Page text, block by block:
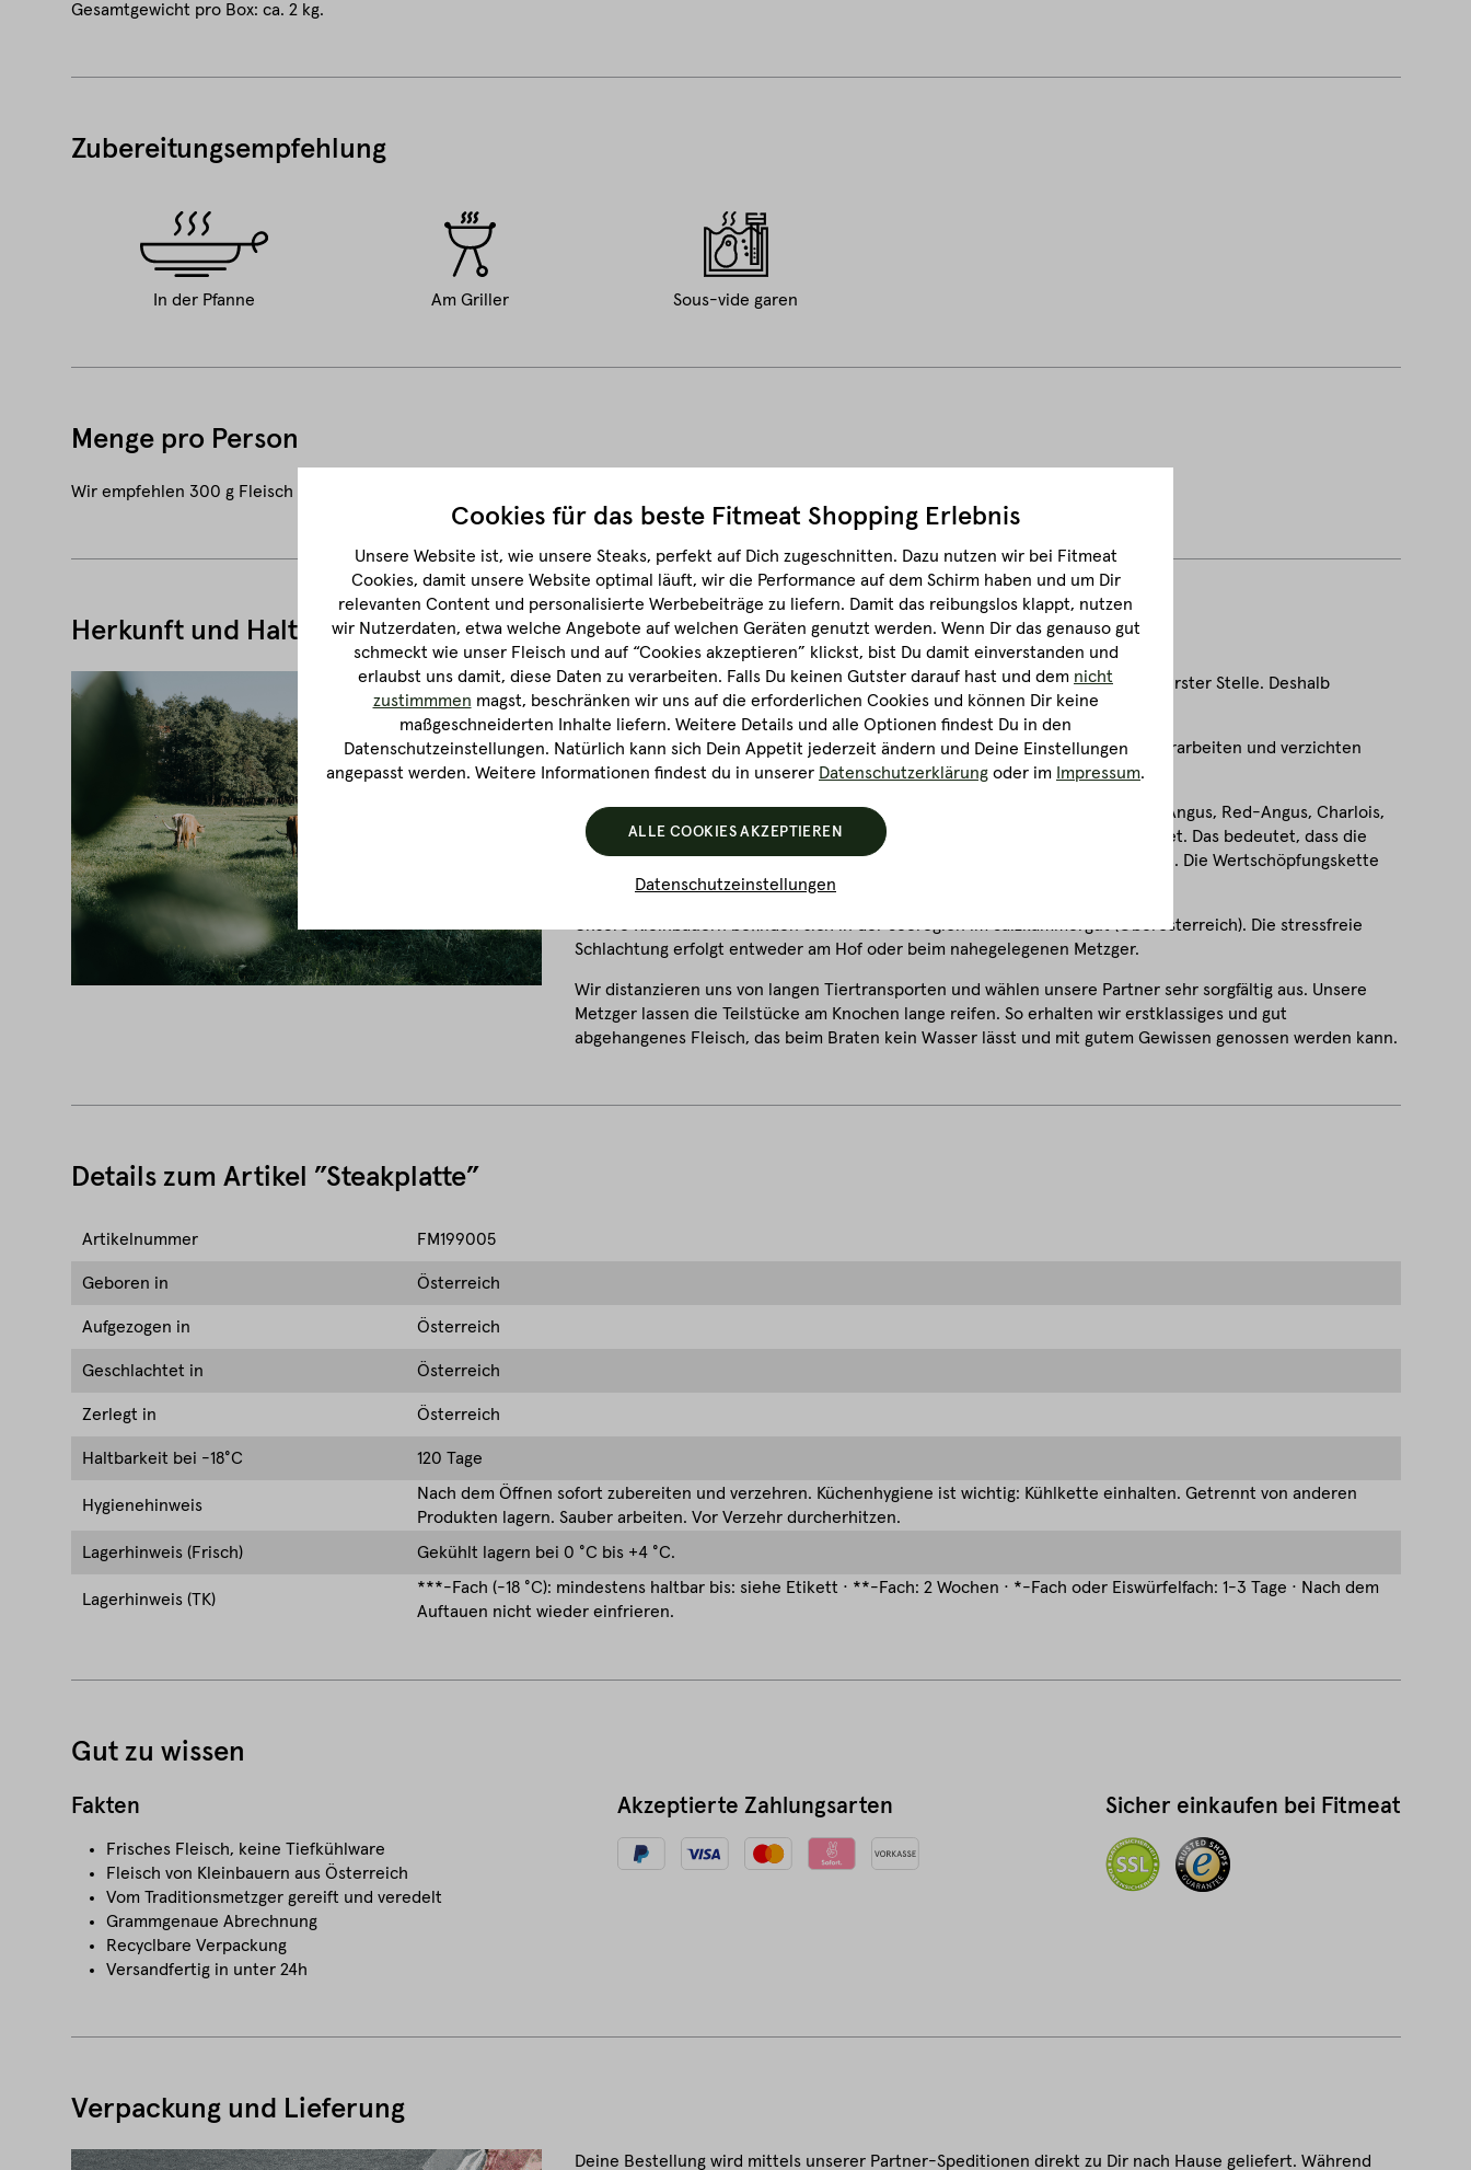
Gesamtgewicht pro Box: ca. 2 kg.
Zubereitungsempfehlung
In der Pfanne Am Griller Sous-vide garen
Menge pro Person
Wir empfehlen 300 g Fleisch pro Person.
Herkunft und Haltung
Bei Fitmeat stehen höchste Qualität und eine artgerechte Tierhaltung an oberster Stelle. Deshalb
stammen die Tiere zu 100 % von Kleinbauern aus Österreich.
Wir lassen ausschließlich Kalbinnen (auch als Färsen bekannt) bzw. Ochsen verarbeiten und verzichten
bewusst auf Fleisch von Jungbullen oder Jungstieren.
Die Rinder sind in etwa 2 - 2,5 Jahre alt und stammen von den Rassen Black-Angus, Red-Angus, Charlois,
Limousin oder Simmentaler ab. Zudem sind unsere Rinder 4x AT ausgezeichnet. Das bedeutet, dass die
Geburt, Aufzucht, Schlachtung und Zerlegung zu 100 % in Österreich erfolgen. Die Wertschöpfungskette
bleibt somit komplett in Österreich.
Unsere Kleinbauern befinden sich in der Seeregion im Salzkammergut (Oberösterreich). Die stressfreie
Schlachtung erfolgt entweder am Hof oder beim nahegelegenen Metzger.
Wir distanzieren uns von langen Tiertransporten und wählen unsere Partner sehr sorgfältig aus. Unsere
Metzger lassen die Teilstücke am Knochen lange reifen. So erhalten wir erstklassiges und gut
abgehangenes Fleisch, das beim Braten kein Wasser lässt und mit gutem Gewissen genossen werden kann.
Details zum Artikel ”Steakplatte”
Artikelnummer FM199005
Geboren in Österreich
Aufgezogen in Österreich
Geschlachtet in Österreich
Zerlegt in Österreich
Haltbarkeit bei -18°C 120 Tage
Hygienehinweis
Nach dem Öffnen sofort zubereiten und verzehren. Küchenhygiene ist wichtig: Kühlkette einhalten. Getrennt von anderen
Produkten lagern. Sauber arbeiten. Vor Verzehr durcherhitzen.
Lagerhinweis (Frisch)
Gekühlt lagern bei 0 °C bis +4 °C.
Lagerhinweis (TK)
***-Fach (-18 °C): mindestens haltbar bis: siehe Etikett · **-Fach: 2 Wochen · *-Fach oder Eiswürfelfach: 1-3 Tage · Nach dem
Auftauen nicht wieder einfrieren.
Gut zu wissen
Fakten
Frisches Fleisch, keine Tiefkühlware
Fleisch von Kleinbauern aus Österreich
Vom Traditionsmetzger gereift und veredelt
Grammgenaue Abrechnung
Recyclbare Verpackung
Versandfertig in unter 24h
Akzeptierte Zahlungsarten Sicher einkaufen bei Fitmeat
Verpackung und Lieferung
Deine Bestellung wird mittels unserer Partner-Speditionen direkt zu Dir nach Hause geliefert. Während
Cookies für das beste Fitmeat Shopping Erlebnis
Unsere Website ist, wie unsere Steaks, perfekt auf Dich zugeschnitten. Dazu nutzen wir bei Fitmeat
Cookies, damit unsere Website optimal läuft, wir die Performance auf dem Schirm haben und um Dir
relevanten Content und personalisierte Werbebeiträge zu liefern. Damit das reibungslos klappt, nutzen
wir Nutzerdaten, etwa welche Angebote auf welchen Geräten genutzt werden. Wenn Dir das genauso gut
schmeckt wie unser Fleisch und auf “Cookies akzeptieren” klickst, bist Du damit einverstanden und
erlaubst uns damit, diese Daten zu verarbeiten. Falls Du keinen Gutster darauf hast und dem nicht
zustimmmen magst, beschränken wir uns auf die erforderlichen Cookies und können Dir keine
maßgeschneiderten Inhalte liefern. Weitere Details und alle Optionen findest Du in den
Datenschutzeinstellungen. Natürlich kann sich Dein Appetit jederzeit ändern und Deine Einstellungen
angepasst werden. Weitere Informationen findest du in unserer Datenschutzerklärung oder im Impressum.
Datenschutzeinstellungen
ALLE COOKIES AKZEPTIEREN